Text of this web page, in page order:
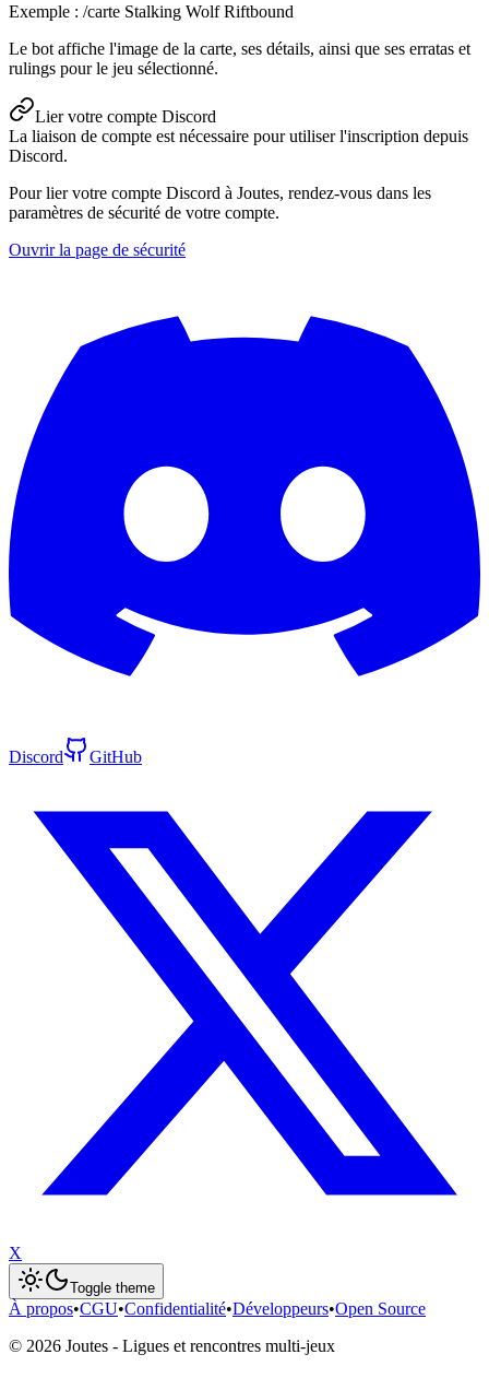
Exemple : /carte Stalking Wolf Riftbound
Le bot affiche l'image de la carte, ses détails, ainsi que ses erratas et
rulings pour le jeu sélectionné.
Lier votre compte Discord
La liaison de compte est nécessaire pour utiliser l'inscription depuis
Discord.
Pour lier votre compte Discord à Joutes, rendez-vous dans les
paramètres de sécurité de votre compte.
Ouvrir la page de sécurité
Discord GitHub
X
Toggle theme
À propos•CGU•Confidentialité•Développeurs•Open Source
© 2026 Joutes - Ligues et rencontres multi-jeux